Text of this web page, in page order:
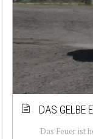
DAS GELBE
Das Feuer ist